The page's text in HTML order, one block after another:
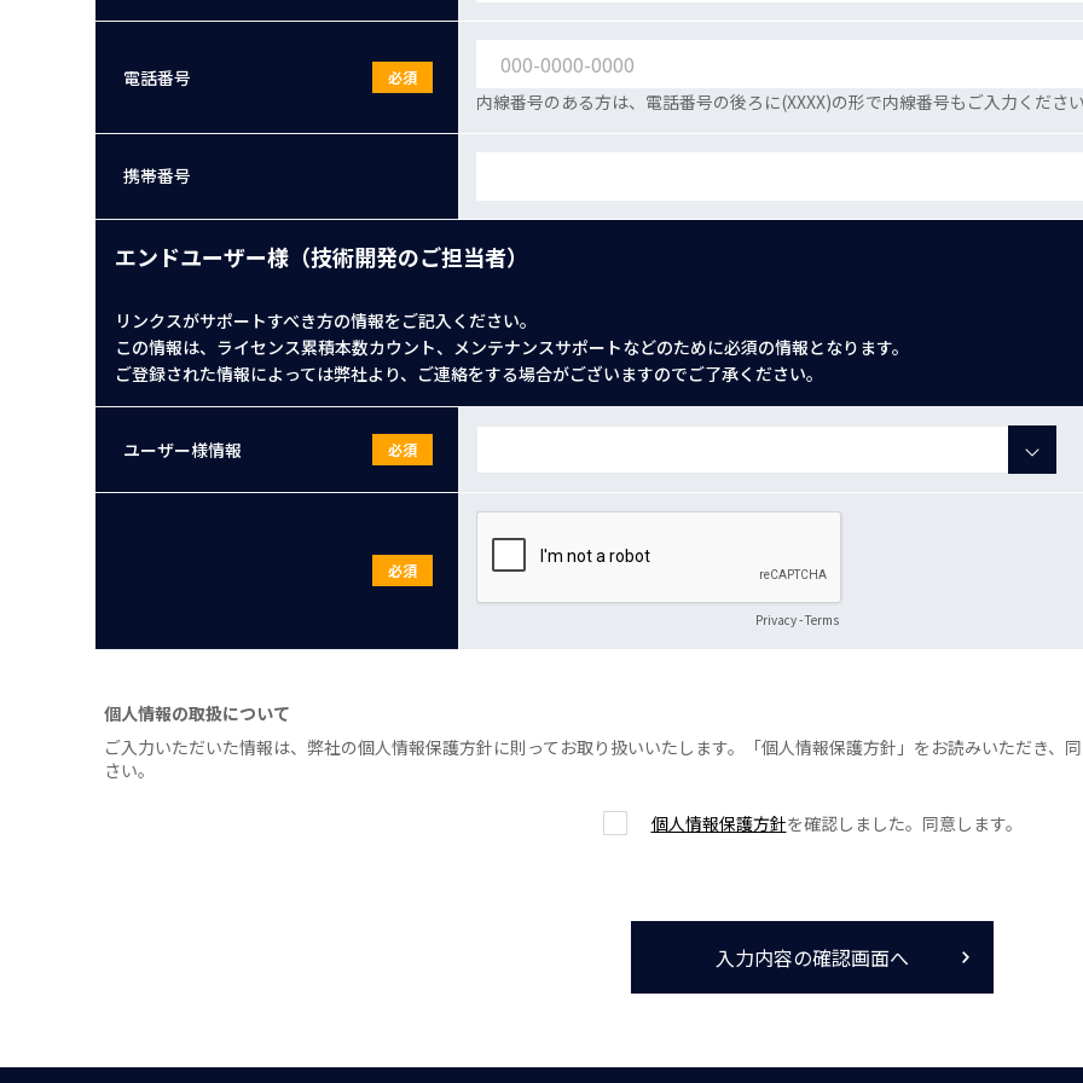
電話番号 必須
内線番号のある方は、電話番号の後ろに(XXXX)の形で内線番号もご入力くださ
携帯番号
エンドユーザー様（技術開発のご担当者）
リンクスがサポートすべき方の情報をご記入ください。
この情報は、ライセンス累積本数カウント、メンテナンスサポートなどのために必須の情報となります。
ご登録された情報によっては弊社より、ご連絡をする場合がございますのでご了承ください。
ユーザー様情報 必須
必須
Privacy-Terms
個人情報の取扱について
ご入力いただいた情報は、弊社の個人情報保護方針に則ってお取り扱いいたします。「個人情報保護方針」をお読みいただき、
さい。
個人情報保護方針を確認しました。同意します。
入力内容の確認画面へ